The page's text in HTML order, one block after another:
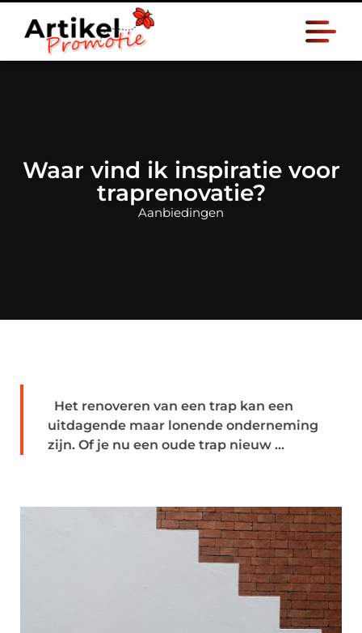
Waar vind ik inspiratie voor
traprenovatie?
Aanbiedingen
Het renoveren van een trap kan een
uitdagende maar lonende onderneming
zijn. Of je nu een oude trap nieuw ...